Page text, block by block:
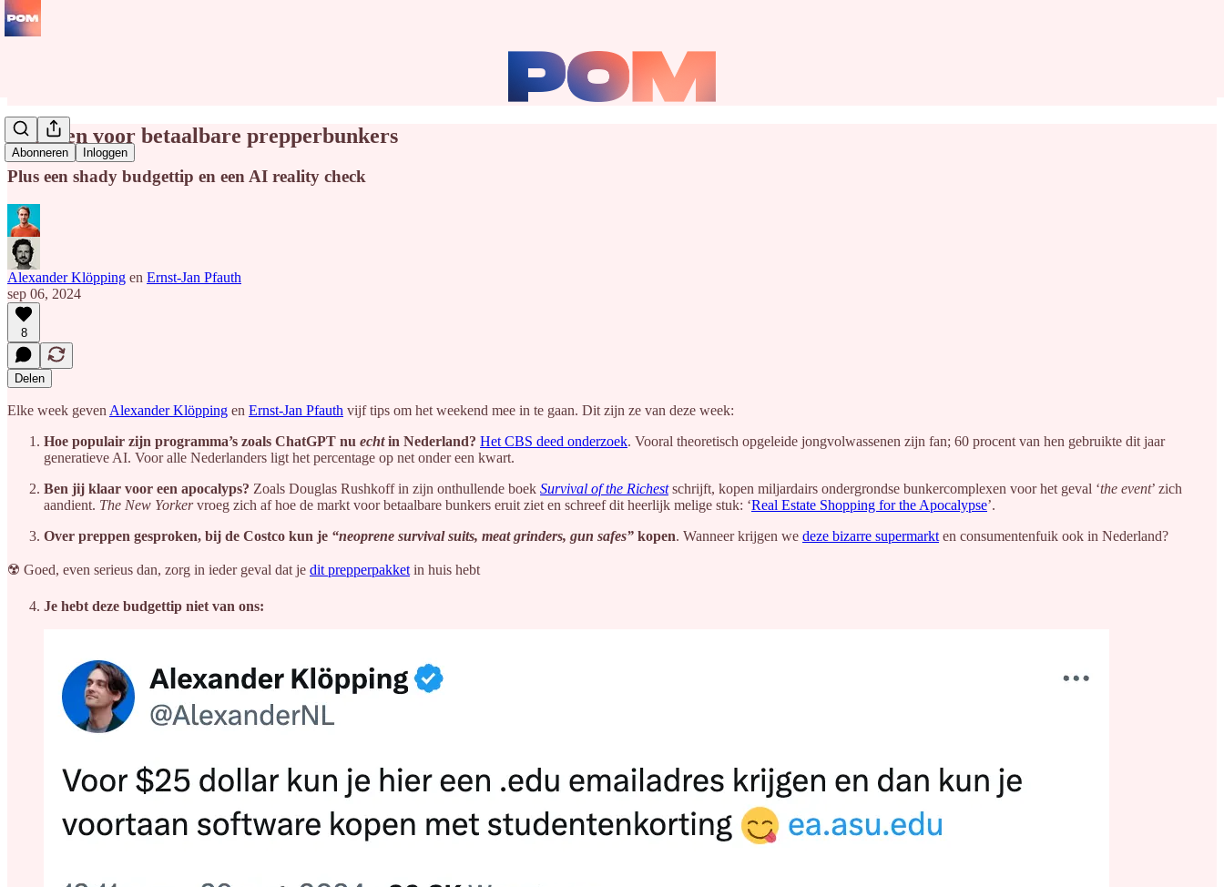
Abonneren Inloggen
Shoppen voor betaalbare prepperbunkers
Plus een shady budgettip en een AI reality check
Alexander Klöpping en Ernst-Jan Pfauth
sep 06, 2024
8
Delen
Elke week geven Alexander Klöpping en Ernst-Jan Pfauth vijf tips om het weekend mee in te gaan. Dit zijn ze van deze week:
Hoe populair zijn programma’s zoals ChatGPT nu echtin Nederland? Het CBS deed onderzoek. Vooral theoretisch opgeleide jongvolwassenen zijn fan; 60 procent van hen gebruikte dit jaar
generatieve AI. Voor alle Nederlanders ligt het percentage op net onder een kwart.
Ben jij klaar voor een apocalyps? Zoals Douglas Rushkoff in zijn onthullende boek Survival of the Richestschrijft, kopen miljardairs ondergrondse bunkercomplexen voor het geval ‘the event’ zich
aandient. The New Yorkervroeg zich af hoe de markt voor betaalbare bunkers eruit ziet en schreef dit heerlijk melige stuk: ‘Real Estate Shopping for the Apocalypse’.
Over preppen gesproken, bij de Costco kun je “neoprene survival suits, meat grinders, gun safes” kopen. Wanneer krijgen we deze bizarre supermarkt en consumentenfuik ook in Nederland?
☢️ Goed, even serieus dan, zorg in ieder geval dat je dit prepperpakket in huis hebt
Je hebt deze budgettip niet van ons: